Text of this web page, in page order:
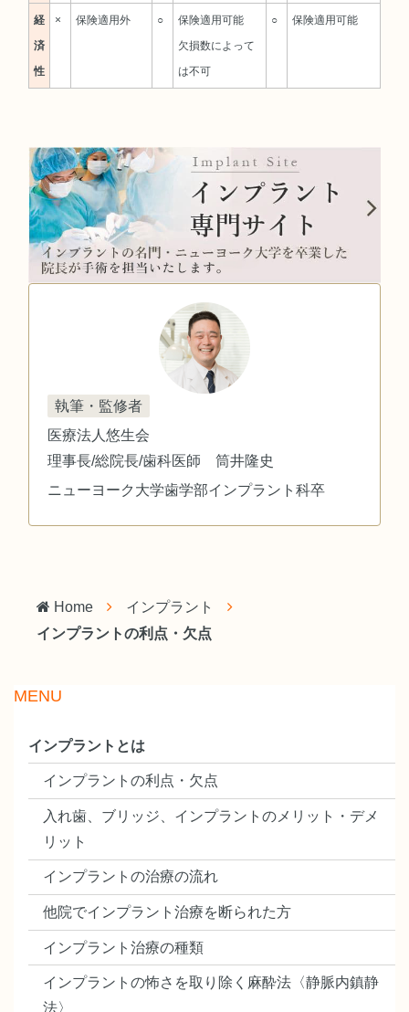
経
済
性
× 保険適用外 ○
保険適用可能
欠損数によって
は不可
○ 保険適用可能
執筆・監修者
医療法人悠生会
理事長/総院長/歯科医師 筒井隆史
ニューヨーク大学歯学部インプラント科卒
Home
インプラント
インプラントの利点・欠点
MENU
インプラントとは
インプラントの利点・欠点
入れ歯、ブリッジ、インプラントのメリット・デメ
リット
インプラントの治療の流れ
他院でインプラント治療を断られた方
インプラント治療の種類
インプラントの怖さを取り除く麻酔法〈静脈内鎮静
法〉